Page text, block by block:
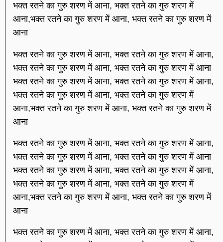
भक्त रतने का गुरु शरण में आना, भक्त रतने का गुरु शरण में
आना,भक्त रतने का गुरु शरण में आना, भक्त रतने का गुरु शरण में
आना
भक्त रतने का गुरु शरण में आना, भक्त रतने का गुरु शरण में आना,
भक्त रतने का गुरु शरण में आना, भक्त रतने का गुरु शरण में आना
भक्त रतने का गुरु शरण में आना, भक्त रतने का गुरु शरण में आना,
भक्त रतने का गुरु शरण में आना, भक्त रतने का गुरु शरण में
आना,भक्त रतने का गुरु शरण में आना, भक्त रतने का गुरु शरण में
आना
भक्त रतने का गुरु शरण में आना, भक्त रतने का गुरु शरण में आना,
भक्त रतने का गुरु शरण में आना, भक्त रतने का गुरु शरण में आना
भक्त रतने का गुरु शरण में आना, भक्त रतने का गुरु शरण में आना,
भक्त रतने का गुरु शरण में आना, भक्त रतने का गुरु शरण में
आना,भक्त रतने का गुरु शरण में आना, भक्त रतने का गुरु शरण में
आना
भक्त रतने का गुरु शरण में आना, भक्त रतने का गुरु शरण में आना,